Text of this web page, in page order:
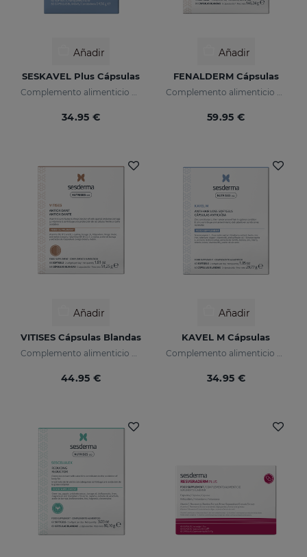
Añadir
SESKAVEL Plus Cápsulas
Complemento alimenticio a base de aminoácidos azufrados, vitaminas y minerales
34.95 €
Añadir
FENALDERM Cápsulas
Complemento alimenticio a base de fenilalanina.
59.95 €
Añadir
VITISES Cápsulas Blandas
44.95 €
Añadir
KAVEL M Cápsulas
34.95 €